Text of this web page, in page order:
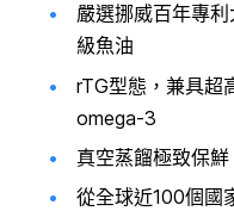
嚴選挪威百年專
級魚油
rTG型態，兼具超
omega-3
真空蒸餾極致保
從全球近100個國